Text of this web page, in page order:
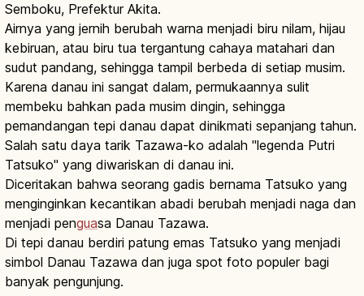
Semboku, Prefektur Akita.
Airnya yang jernih berubah warna menjadi biru nilam, hijau
kebiruan, atau biru tua tergantung cahaya matahari dan
sudut pandang, sehingga tampil berbeda di setiap musim.
Karena danau ini sangat dalam, permukaannya sulit
membeku bahkan pada musim dingin, sehingga
pemandangan tepi danau dapat dinikmati sepanjang tahun.
Salah satu daya tarik Tazawa-ko adalah "legenda Putri
Tatsuko" yang diwariskan di danau ini.
Diceritakan bahwa seorang gadis bernama Tatsuko yang
menginginkan kecantikan abadi berubah menjadi naga dan
menjadi penguasa Danau Tazawa.
Di tepi danau berdiri patung emas Tatsuko yang menjadi
simbol Danau Tazawa dan juga spot foto populer bagi
banyak pengunjung.